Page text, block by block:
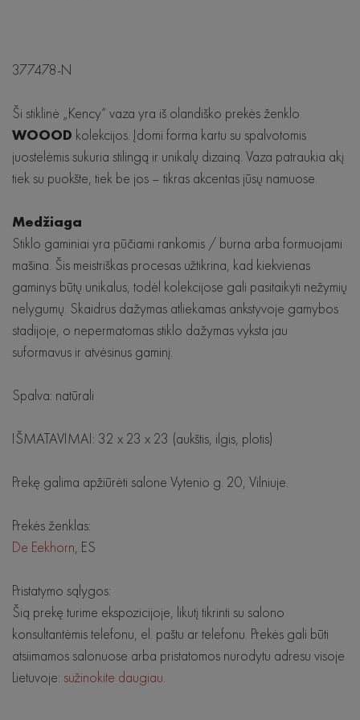
377478-N
Ši stiklinė „Kency“ vaza yra iš olandiško prekės ženklo
WOOOD kolekcijos. Įdomi forma kartu su spalvotomis
juostelėmis sukuria stilingą ir unikalų dizainą. Vaza patraukia akį
tiek su puokšte, tiek be jos – tikras akcentas jūsų namuose.
Medžiaga
Stiklo gaminiai yra pūčiami rankomis / burna arba formuojami
mašina. Šis meistriškas procesas užtikrina, kad kiekvienas
gaminys būtų unikalus, todėl kolekcijose gali pasitaikyti nežymių
nelygumų. Skaidrus dažymas atliekamas ankstyvoje gamybos
stadijoje, o nepermatomas stiklo dažymas vyksta jau
suformavus ir atvėsinus gaminį.
Spalva: natūrali
IŠMATAVIMAI: 32 x 23 x 23 (aukštis, ilgis, plotis)
Prekę galima apžiūrėti salone Vytenio g. 20, Vilniuje.
Prekės ženklas:
De Eekhorn, ES
Pristatymo sąlygos:
Šią prekę turime ekspozicijoje, likutį tikrinti su salono
konsultantėmis telefonu, el. paštu ar telefonu. Prekės gali būti
atsiimamos salonuose arba pristatomos nurodytu adresu visoje
Lietuvoje: sužinokite daugiau.